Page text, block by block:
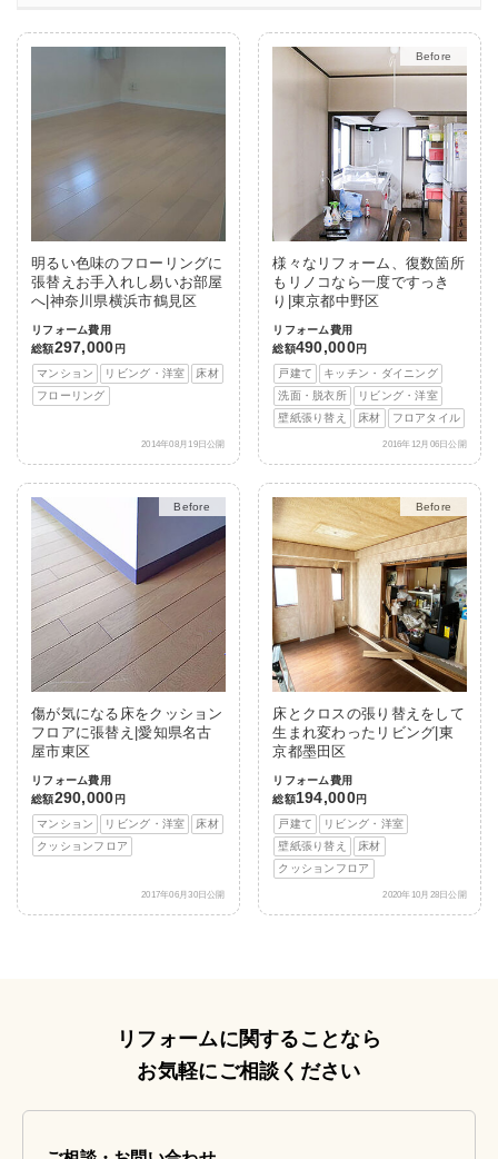
明るい色味のフローリングに
張替えお手入れし易いお部屋
へ|神奈川県横浜市鶴見区
リフォーム費用
総額297,000 円
マンション
リビング・洋室
床材
フローリング
2014年08月19日公開
After
様々なリフォーム、復数箇所
もリノコなら一度ですっき
り|東京都中野区
リフォーム費用
総額490,000円
戸建て
キッチン・ダイニング
洗面・脱衣所
リビング・洋室
壁紙張り替え
床材 フロアタイル
2016年12月06日公開
After
傷が気になる床をクッション
フロアに張替え|愛知県名古
屋市東区
リフォーム費用
総額290,000 円
マンション
リビング・洋室
床材
クッションフロア
2017年06月30日公開
After
床とクロスの張り替えをして
生まれ変わったリビング|東
京都墨田区
リフォーム費用
総額194,000円
戸建て
リビング・洋室
壁紙張り替え
床材
クッションフロア
2020年10月28日公開
リフォームに関することなら
お気軽にご相談ください